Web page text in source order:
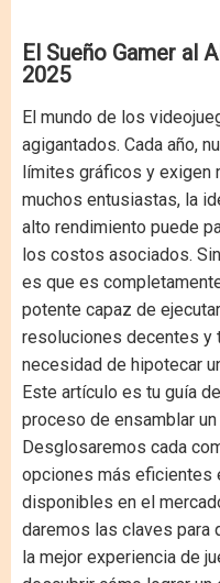
El Sueño Gamer al
2025
El mundo de los
agigantados. Cada año,
límites gráficos y exigen
muchos entusiastas, la
alto rendimiento puede
los costos asociados.
es que es
potente capaz de
resoluciones decentes y
necesidad de hipotecar
Este artículo es tu guía
proceso de ensamblar
Desglosaremos cada
opciones más eficientes
disponibles en el
daremos las claves para
la mejor experiencia de